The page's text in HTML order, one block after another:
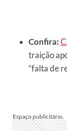
Confira:
traição
“falta de